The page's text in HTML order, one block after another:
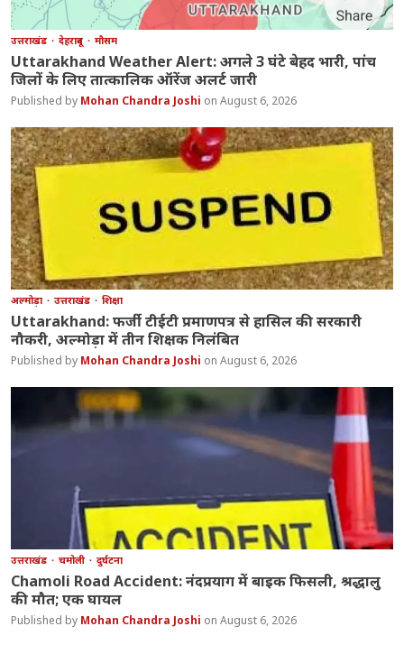
उत्तराखंड देहरादून मौसम
Uttarakhand Weather Alert: अगले 3 घंटे बेहद भारी, पांच
जिलों के लिए तात्कालिक ऑरेंज अलर्ट जारी
Mohan Chandra Joshi August 6, 2026
अल्मोड़ा उत्तराखंड शिक्षा
Uttarakhand: फर्जी टीईटी प्रमाणपत्र से हासिल की सरकारी
नौकरी, अल्मोड़ा में तीन शिक्षक निलंबित
Mohan Chandra Joshi August 6, 2026
उत्तराखंड चमोली दुर्घटना
Chamoli Road Accident: नंदप्रयाग में बाइक फिसली, श्रद्धालु
की मौत; एक घायल
Mohan Chandra Joshi August 6, 2026